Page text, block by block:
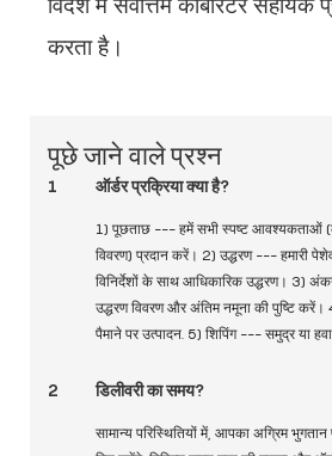
करता है।
पूछे जाने वाले प्रश्न
1 ऑर्डर प्रक्रिया क्या है?
1) पूछताछ --- हमें सभी स्पष्ट आवश्यकताओं
विवरण) प्रदान करें। 2) उद्धरण --- हमारी
विनिर्देशों के साथ आधिकारिक उद्धरण। 3)
उद्धरण विवरण और अंतिम नमूना की पुष्टि
पैमाने पर उत्पादन. 5) शिपिंग --- समुद्र या
2 डिलीवरी का समय?
सामान्य परिस्थितियों में, आपका अग्रिम